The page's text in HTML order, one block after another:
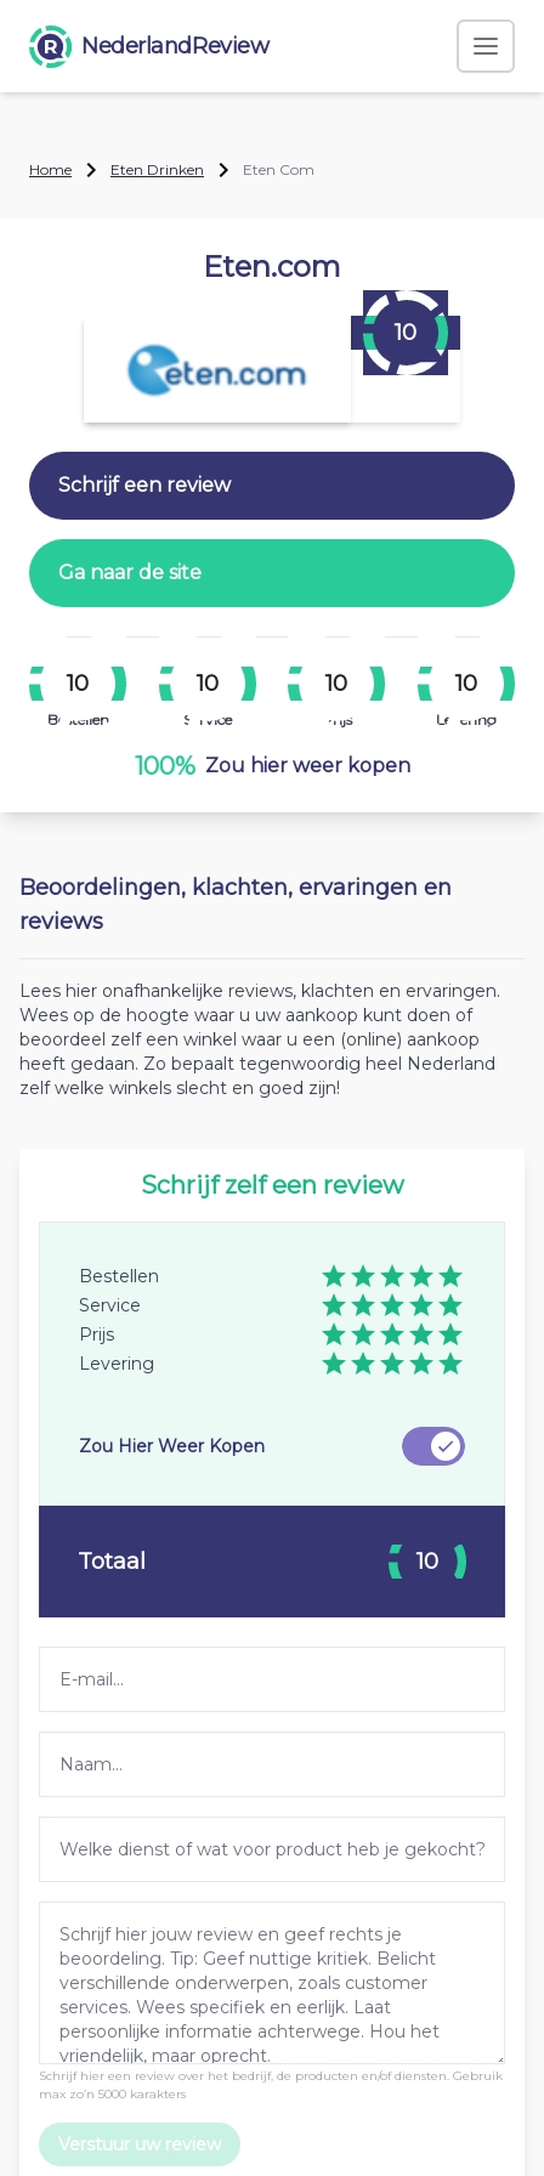
NederlandReview
Home Eten Drinken Eten Com
Eten.com
10
Schrijf een review
Ga naar de site
10
Bestellen
10
Service
10
Prijs
10
Levering
100% Zou hier weer kopen
Beoordelingen, klachten, ervaringen en
reviews
Lees hier onafhankelijke reviews, klachten en ervaringen.
Wees op de hoogte waar u uw aankoop kunt doen of
beoordeel zelf een winkel waar u een (online) aankoop
heeft gedaan. Zo bepaalt tegenwoordig heel Nederland
zelf welke winkels slecht en goed zijn!
Schrijf zelf een review
Schrijf hier een review over het bedrijf, de producten en/of diensten. Gebruik
max zo’n 5000 karakters
Verstuur uw review
Bestellen
Service
Prijs
Levering
Zou Hier Weer Kopen
Totaal 10